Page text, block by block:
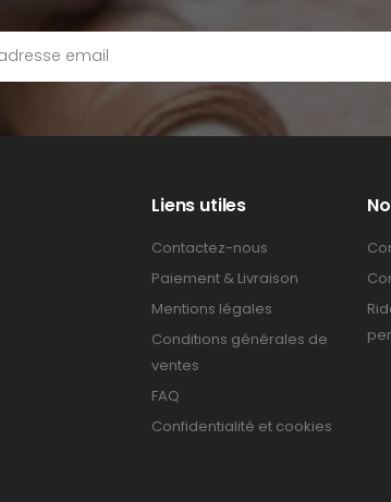
Liens utiles
Contactez-nous
Paiement & Livraison
Mentions légales
Conditions générales de
ventes
FAQ
Confidentialité et cookies